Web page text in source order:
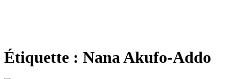
Étiquette : Nana Akufo-Addo